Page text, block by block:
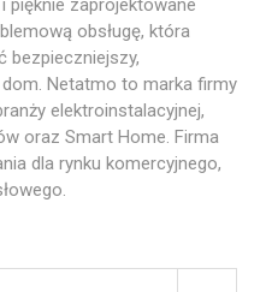
pięknie zaprojektowane
obsługę, która
bezpieczniejszy,
Netatmo to marka firmy
elektroinstalacyjnej,
oraz Smart Home. Firma
dla rynku komercyjnego,